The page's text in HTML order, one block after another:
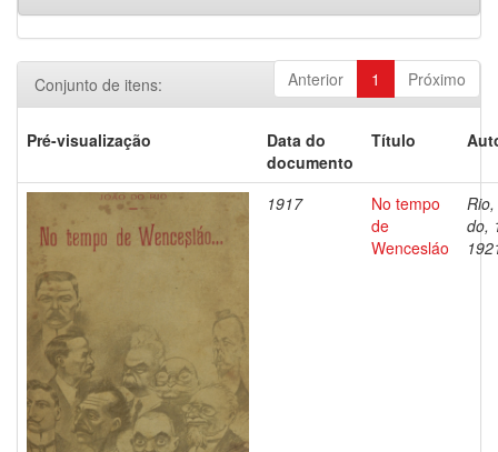
Anterior 1 Próximo
Conjunto de itens:
Pré-visualização
Data do
documento
Título
1917
No tempo
de
Wencesláo
do,